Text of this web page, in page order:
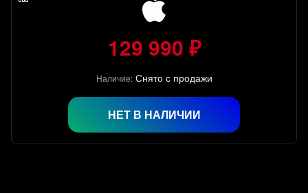
129 990 ₽
Наличие: Снято с продажи
НЕТ В НАЛИЧИИ